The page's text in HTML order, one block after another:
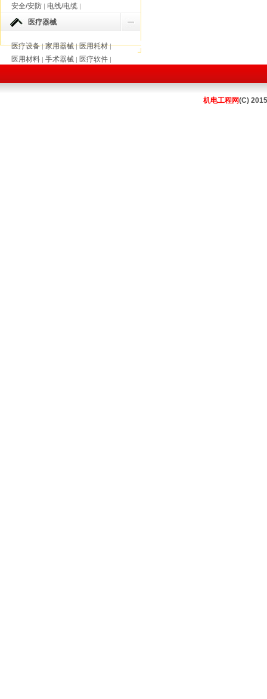
安全/安防 | 电线/电缆 |
医疗器械
医疗设备 | 家用器械 | 医用耗材 |
医用材料 | 手术器械 | 医疗软件 |
机电工程网(C)